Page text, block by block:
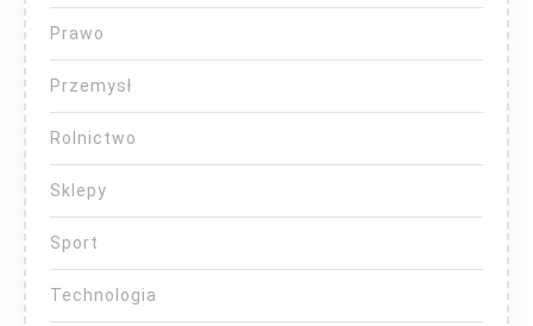
Prawo
Przemysł
Rolnictwo
Sklepy
Sport
Technologia